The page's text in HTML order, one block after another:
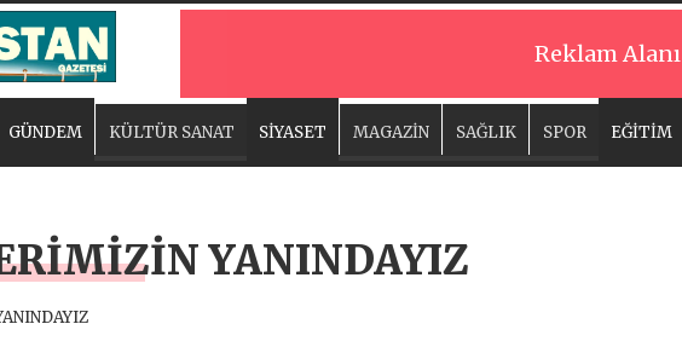
Reklam Alanı
GÜNDEM KÜLTÜR SANAT SİYASET MAGAZİN SAĞLIK SPOR EĞİTİM
YANINDAYIZ